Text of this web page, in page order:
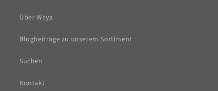
Über Waya
Blogbeiträge zu unserem Sortiment
Suchen
Kontakt